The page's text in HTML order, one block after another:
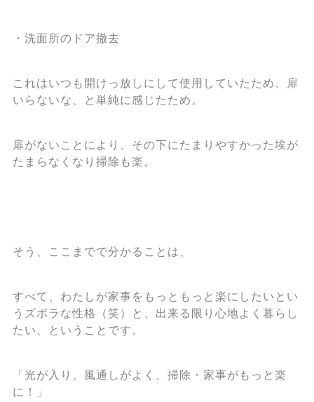
・洗面所のドア撤去
これはいつも開けっ放しにして使用していたため、扉
いらないな、と単純に感じたため。
扉がないことにより、その下にたまりやすかった埃が
たまらなくなり掃除も楽。
そう、ここまでで分かることは、
すべて、わたしが家事をもっともっと楽にしたいとい
うズボラな性格（笑）と、出来る限り心地よく暮らし
たい、ということです。
「光が入り、風通しがよく、掃除・家事がもっと楽
に！」